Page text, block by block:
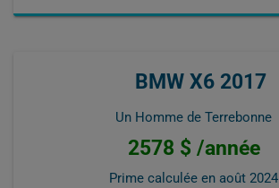
BMW X6 2017
Un Homme de Terrebonne
2578 $ /année
Prime calculée en août 2024